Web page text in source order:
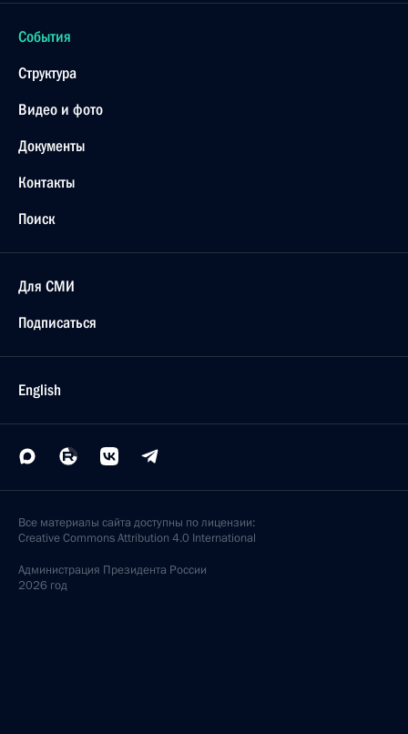
События
Структура
Видео и фото
Документы
Контакты
Поиск
Для СМИ
Подписаться
English
Все материалы сайта доступны по лицензии:
Creative Commons Attribution 4.0 International
Администрация Президента России
2026 год